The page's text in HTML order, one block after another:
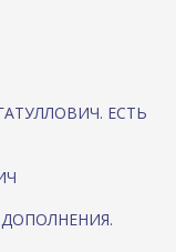
ЕСТЬ
ДОПОЛНЕНИЯ.